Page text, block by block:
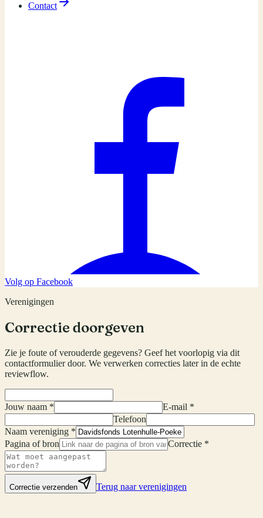
Contact
Volg op Facebook
Verenigingen
Correctie doorgeven
Zie je foute of verouderde gegevens? Geef het voorlopig via dit
contactformulier door. We verwerken correcties later in de echte
reviewflow.
Jouw naam *
E-mail *
Telefoon
Naam vereniging *
Pagina of bron
Correctie *
Correctie verzenden Terug naar verenigingen